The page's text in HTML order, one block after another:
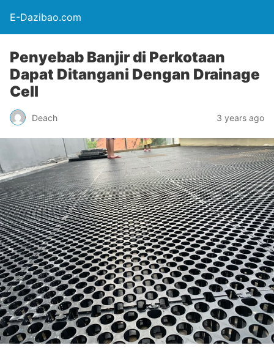
E-Dazibao.com
Penyebab Banjir di Perkotaan
Dapat Ditangani Dengan Drainage
Cell
Deach 3 years ago